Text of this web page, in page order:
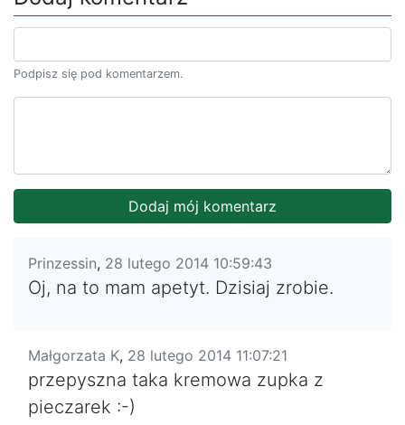
Podpisz się pod komentarzem.
Prinzessin, 28 lutego 2014 10:59:43
Oj, na to mam apetyt. Dzisiaj zrobie.
Małgorzata K, 28 lutego 2014 11:07:21
przepyszna taka kremowa zupka z
pieczarek :-)